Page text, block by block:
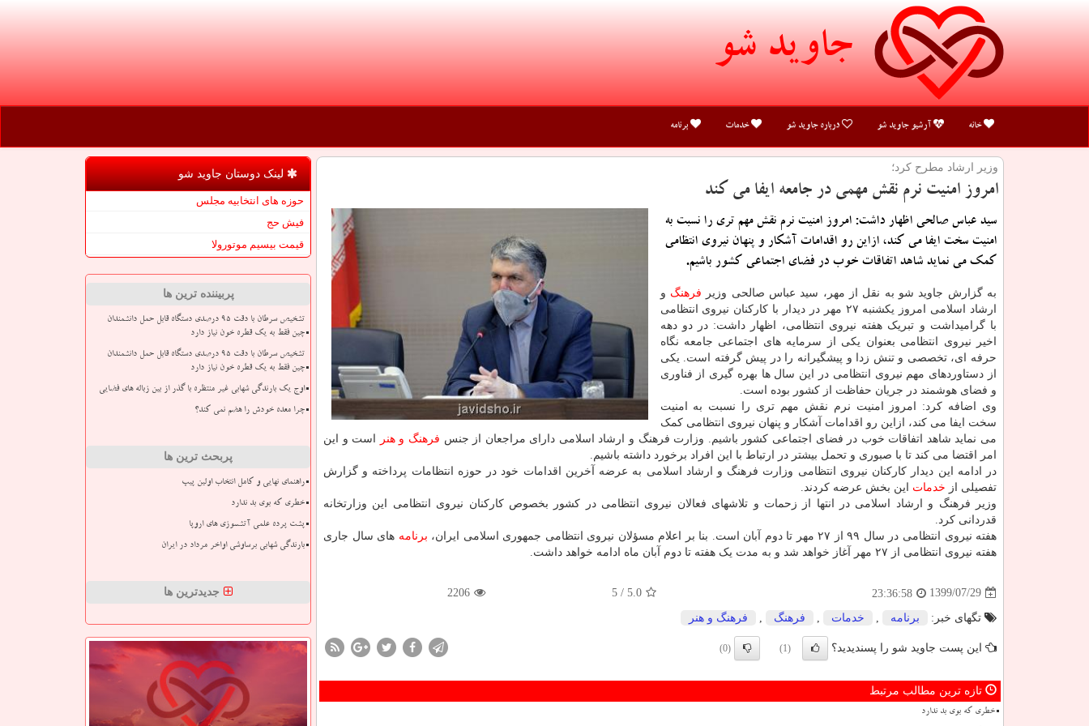
جاوید شو
خانه آرشیو جاوید شو درباره جاوید شو خدمات برنامه
وزیر ارشاد مطرح كرد؛
امروز امنیت نرم نقش مهمی در جامعه ایفا می كند
سید عباس صالحی اظهار داشت: امروز امنیت نرم نقش مهم تری را نسبت به
امنیت سخت ایفا می كند، ازاین رو اقدامات آشكار و پنهان نیروی انتظامی
كمك می نماید شاهد اتفاقات خوب در فضای اجتماعی كشور باشیم.
به گزارش جاوید شو به نقل از مهر، سید عباس صالحی وزیر فرهنگ و
ارشاد اسلامی امروز یکشنبه ۲۷ مهر در دیدار با کارکنان نیروی انتظامی
با گرامیداشت و تبریک هفته نیروی انتظامی، اظهار داشت: در دو دهه
اخیر نیروی انتظامی بعنوان یکی از سرمایه های اجتماعی جامعه نگاه
حرفه ای، تخصصی و تنش زدا و پیشگیرانه را در پیش گرفته است. یکی
از دستاوردهای مهم نیروی انتظامی در این سال ها بهره گیری از فناوری
و فضای هوشمند در جریان حفاظت از کشور بوده است.
وی اضافه کرد: امروز امنیت نرم نقش مهم تری را نسبت به امنیت
سخت ایفا می کند، ازاین رو اقدامات آشکار و پنهان نیروی انتظامی کمک
می نماید شاهد اتفاقات خوب در فضای اجتماعی کشور باشیم. وزارت فرهنگ و ارشاد اسلامی دارای مراجعان از جنس فرهنگ و هنر
است و این
امر اقتضا می کند تا با صبوری و تحمل بیشتر در ارتباط با این افراد برخورد داشته باشیم.
در ادامه این دیدار کارکنان نیروی انتظامی وزارت فرهنگ و ارشاد اسلامی به عرضه آخرین اقدامات خود در حوزه انتظامات پرداخته و گزارش
تفصیلی از خدمات این بخش عرضه کردند.
وزیر فرهنگ و ارشاد اسلامی در انتها از زحمات و تلاشهای فعالان نیروی انتظامی در کشور بخصوص کارکنان نیروی انتظامی این وزارتخانه
قدردانی کرد.
هفته نیروی انتظامی در سال ۹۹ از ۲۷ مهر تا دوم آبان است. بنا بر اعلام مسؤلان نیروی انتظامی جمهوری اسلامی ایران،
برنامه های سال جاری
هفته نیروی انتظامی از ۲۷ مهر آغاز خواهد شد و به مدت یک هفته تا دوم آبان ماه ادامه خواهد داشت.
1399/07/29
23:36:58
5.0
/ 5
2206
تگهای خبر: برنامه خدمات فرهنگ فرهنگ و هنر
این پست جاوید شو را پسندیدید؟ (1)
(0)
تازه ترین مطالب مرتبط
خطری که بوی بد ندارد
لینک دوستان جاوید شو
حوزه های انتخابیه مجلس
فیش حج
قیمت بیسیم موتورولا
پربیننده ترین ها
تشخیص سرطان با دقت ۹۵ درصدی دستگاه قابل حمل دانشمندان
چین فقط به یک قطره خون نیاز دارد
تشخیص سرطان با دقت ۹۵ درصدی دستگاه قابل حمل دانشمندان
چین فقط به یک قطره خون نیاز دارد
اوج یک بارندگی شهابی غیر منتظره با گذر از بین زباله های فضایی
چرا معده خودش را هضم نمی کند؟
پربحث ترین ها
راهنمای نهایی و کامل انتخاب اولین پیپ
خطری که بوی بد ندارد
پشت پرده علمی آتشسوزی های اروپا
بارندگی شهابی برساوشی اواخر مرداد در ایران
جدیدترین ها